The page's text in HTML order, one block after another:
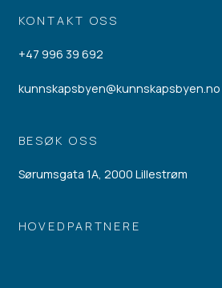
KONTAKT OSS
+47 996 39 692
kunnskapsbyen@kunnskapsbyen.no
BESØK OSS
Sørumsgata 1A, 2000 Lillestrøm
HOVEDPARTNERE